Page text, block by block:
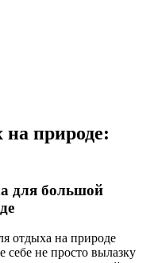
природе:
для большой
отдыха на природе
себе не просто вылазку